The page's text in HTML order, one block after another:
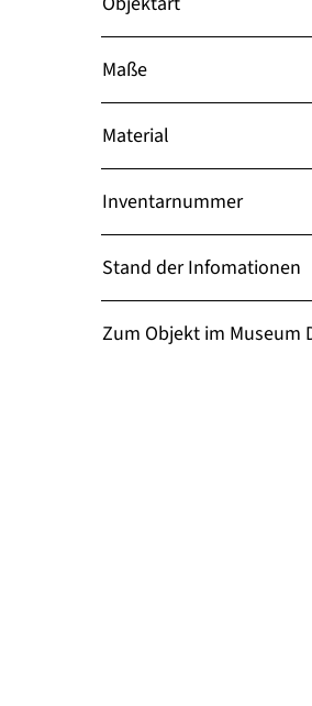
Maße
Material
Inventarnummer
Stand der Infomationen
Zum Objekt im Museum